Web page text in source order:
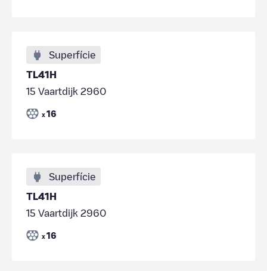
Superfície
TL41H
15 Vaartdijk 2960
x 16
Superfície
TL41H
15 Vaartdijk 2960
x 16